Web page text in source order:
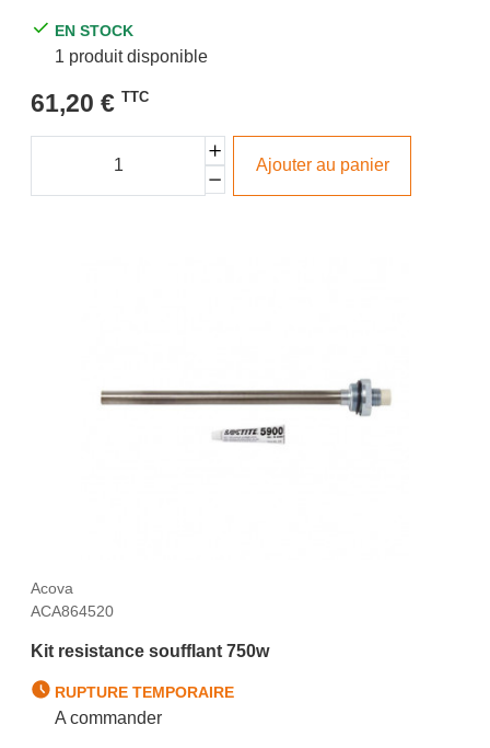
EN STOCK
1 produit disponible
61,20 € TTC
Ajouter au panier
Acova
ACA864520
Kit resistance soufflant 750w
RUPTURE TEMPORAIRE
A commander